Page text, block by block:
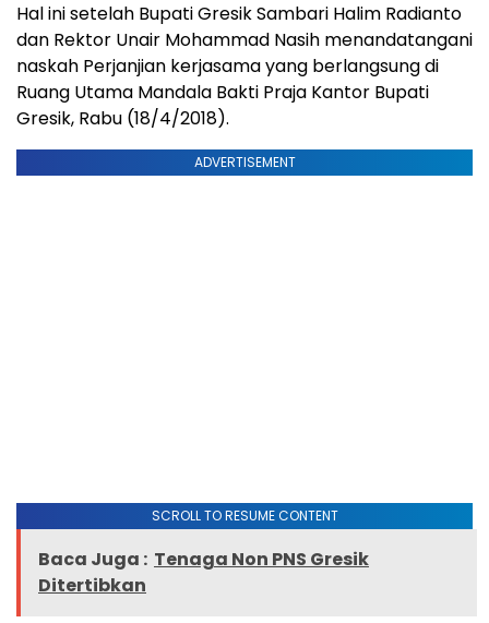
Hal ini setelah Bupati Gresik Sambari Halim Radianto
dan Rektor Unair Mohammad Nasih menandatangani
naskah Perjanjian kerjasama yang berlangsung di
Ruang Utama Mandala Bakti Praja Kantor Bupati
Gresik, Rabu (18/4/2018).
ADVERTISEMENT
SCROLL TO RESUME CONTENT
Baca Juga : Tenaga Non PNS Gresik
Ditertibkan